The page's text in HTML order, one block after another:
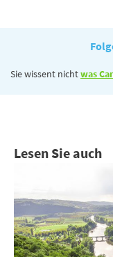
Sie wissent nichtwas
Lesen Sie auch